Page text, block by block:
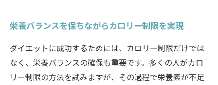
栄養バランスを保ちながらカロリー制限を実現
ダイエットに成功するためには、カロリー制限だけでは
なく、栄養バランスの確保も重要です。多くの人がカロ
リー制限の方法を試みますが、その過程で栄養素が不足